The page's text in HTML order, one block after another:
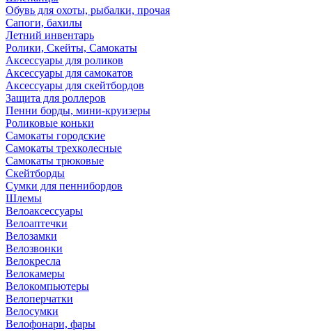
Обувь для охоты, рыбалки, прочая
Сапоги, бахилы
Летний инвентарь
Ролики, Скейты, Самокаты
Аксессуары для роликов
Аксессуары для самокатов
Аксессуары для скейтбордов
Защита для роллеров
Пенни борды, мини-круизеры
Роликовые коньки
Самокаты городские
Самокаты трехколесные
Самокаты трюковые
Скейтборды
Сумки для пеннибордов
Шлемы
Велоаксессуары
Велоаптечки
Велозамки
Велозвонки
Велокресла
Велокамеры
Велокомпьютеры
Велоперчатки
Велосумки
Велофонари, фары